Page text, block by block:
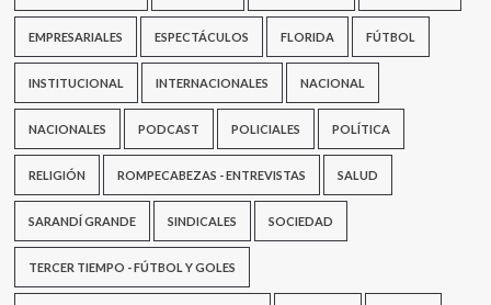
EMPRESARIALES ESPECTÁCULOS FLORIDA FÚTBOL
INSTITUCIONAL INTERNACIONALES NACIONAL
NACIONALES PODCAST POLICIALES POLÍTICA
RELIGIÓN ROMPECABEZAS - ENTREVISTAS SALUD
SARANDÍ GRANDE SINDICALES SOCIEDAD
TERCER TIEMPO - FÚTBOL Y GOLES